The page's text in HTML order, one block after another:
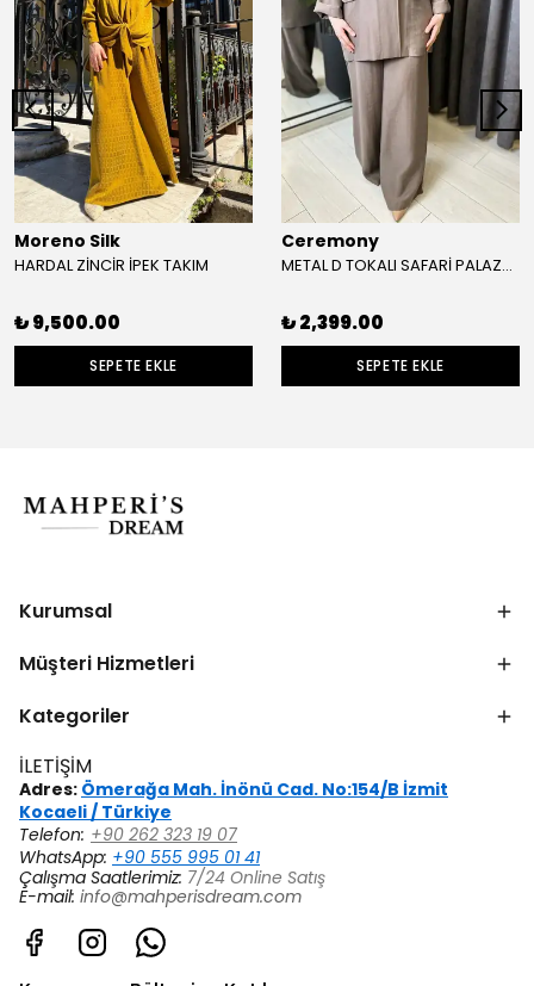
Moreno Silk
HARDAL ZİNCİR İPEK TAKIM
₺ 9,500.00
SEPETE EKLE
Ceremony
METAL D TOKALI SAFARİ PALAZZO PANTOLON
₺ 2,399.00
SEPETE EKLE
Kurumsal
Müşteri Hizmetleri
Kategoriler
İLETİŞİM
Adres: Ömerağa Mah. İnönü Cad. No:154/B İzmit
Kocaeli / Türkiye
Telefon: +90 262 323 19 07
WhatsApp: +90 555 995 01 41
Çalışma Saatlerimiz: 7/24 Online Satış
E-mail: info@mahperisdream.com